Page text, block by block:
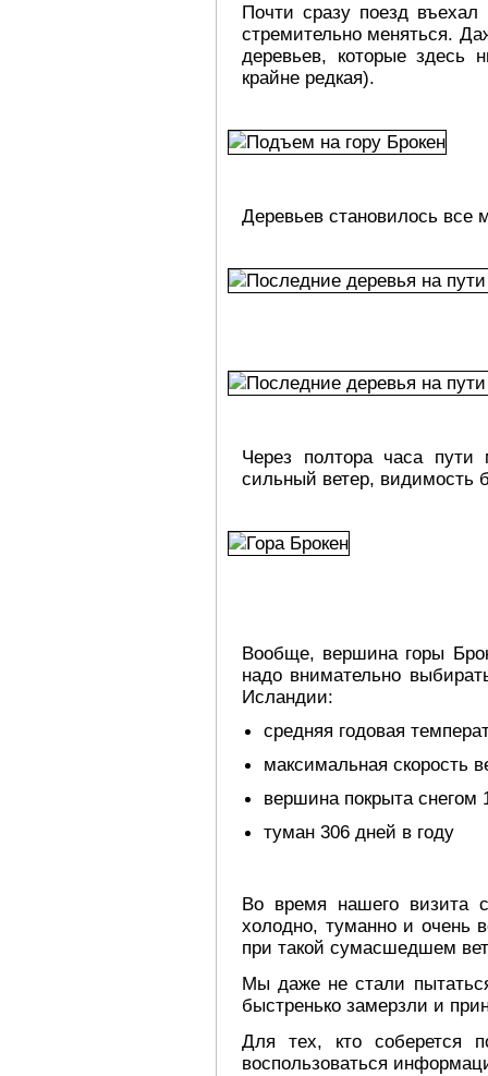
Почти сразу поезд
стремительно меняться.
деревьев, которые здесь
крайне редкая).
Деревьев становилось
Через полтора часа
сильный ветер, видимость
Вообще, вершина горы
надо внимательно
Исландии:
средняя годовая
максимальная скорость
вершина покрыта снегом
туман 306 дней в году
Во время нашего визита
холодно, туманно и очень
при такой сумасшедшем
Мы даже не стали
быстренько замерзли и
Для тех, кто соберется
воспользоваться